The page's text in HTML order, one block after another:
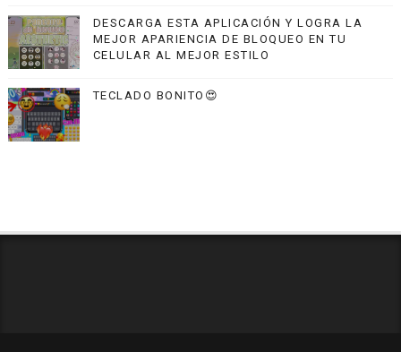
DESCARGA ESTA APLICACIÓN Y LOGRA LA
MEJOR APARIENCIA DE BLOQUEO EN TU
CELULAR AL MEJOR ESTILO
TECLADO BONITO😍